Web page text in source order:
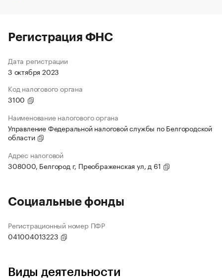
Регистрация ФНС
Дата регистрации
3 октября 2023
Код налогового органа
3100
Наименование налогового органа
Управление Федеральной налоговой службы по Белгородской
области
Адрес налоговой
308000, Белгород г, Преображенская ул, д 61
Социальные фонды
Регистрационный номер ПФР
041004013223
Виды деятельности